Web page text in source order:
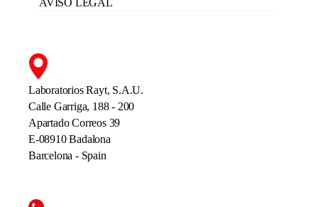
AVISO LEGAL
Laboratorios Rayt, S.A.U.
Calle Garriga, 188 - 200
Apartado Correos 39
E-08910 Badalona
Barcelona - Spain